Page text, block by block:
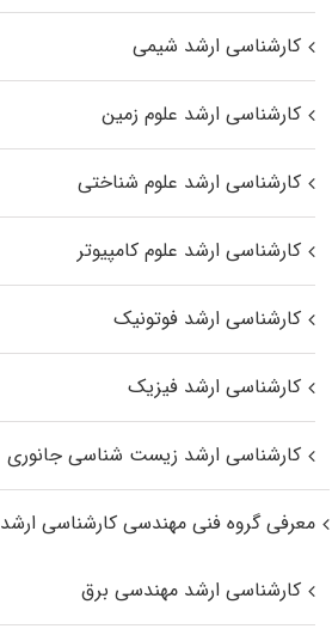
کارشناسی ارشد شیمی
کارشناسی ارشد علوم زمین
کارشناسی ارشد علوم شناختی
کارشناسی ارشد علوم کامپیوتر
کارشناسی ارشد فوتونیک
کارشناسی ارشد فیزیک
کارشناسی ارشد زیست‌ شناسی جانوری
معرفی گروه فنی مهندسی کارشناسی ارشد
کارشناسی ارشد مهندسی برق